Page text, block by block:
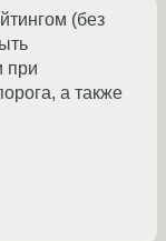
(без
при
а также